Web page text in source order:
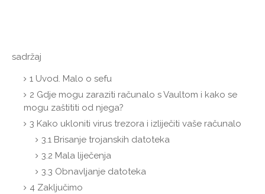
sadržaj
1 Uvod. Malo o sefu
2 Gdje mogu zaraziti računalo s Vaultom i kako se
mogu zaštititi od njega?
3 Kako ukloniti virus trezora i izliječiti vaše računalo
3.1 Brisanje trojanskih datoteka
3.2 Mala liječenja
3.3 Obnavljanje datoteka
4 Zaključimo